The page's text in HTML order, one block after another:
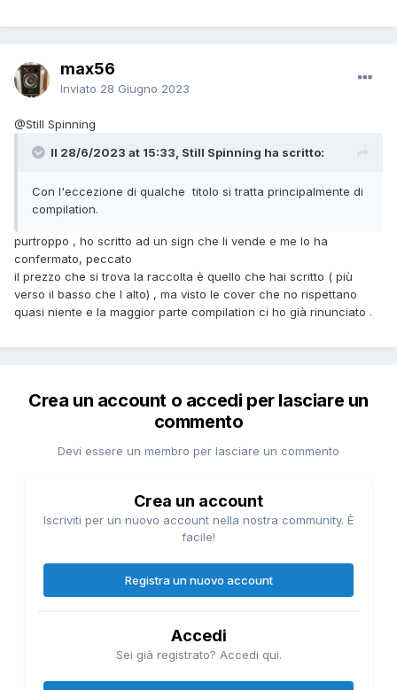
max56
Inviato 28 Giugno 2023
@Still Spinning
Il 28/6/2023 at 15:33, Still Spinning ha scritto:
Con l'eccezione di qualche titolo si tratta principalmente di
compilation.
purtroppo , ho scritto ad un sign che li vende e me lo ha
confermato, peccato
il prezzo che si trova la raccolta è quello che hai scritto ( più
verso il basso che l alto) , ma visto le cover che no rispettano
quasi niente e la maggior parte compilation ci ho già rinunciato .
Crea un account o accedi per lasciare un
commento
Devi essere un membro per lasciare un commento
Crea un account
Iscriviti per un nuovo account nella nostra community. È
facile!
Registra un nuovo account
Accedi
Sei già registrato? Accedi qui.